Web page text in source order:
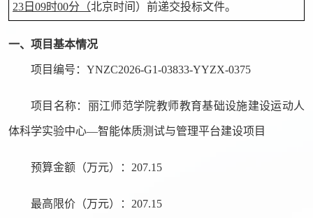
23日09时00分 （北京时间）前递交投标文件。
一、项目基本情况
项目编号： YNZC2026-G1-03833-YYZX-0375
项目名称： 丽江师范学院教师教育基础设施建设运动人
体科学实验中心—智能体质测试与管理平台建设项目
预算金额 （万元） ： 207.15
最高限价 （万元） ： 207.15